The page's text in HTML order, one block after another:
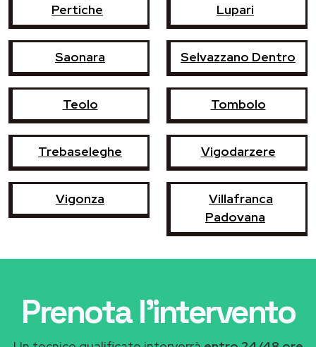
Pertiche
Lupari
Saonara Selvazzano Dentro
Teolo Tombolo
Trebaseleghe Vigodarzere
Vigonza
Villafranca
Padovana
Prenota l'intervento